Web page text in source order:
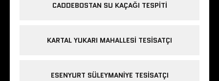
CADDEBOSTAN SU KAÇAĞI TESPITI
KARTAL YUKARI MAHALLESI TESISATÇI
ESENYURT SÜLEYMANIYE TESISATÇI